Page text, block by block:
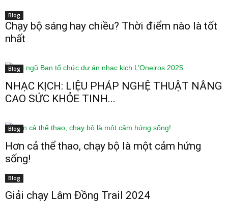
Blog
Chạy bộ sáng hay chiều? Thời điểm nào là tốt
nhất
Blog
NHẠC KỊCH: LIỆU PHÁP NGHỆ THUẬT NÂNG
CAO SỨC KHỎE TINH...
Blog
Hơn cả thể thao, chạy bộ là một cảm hứng
sống!
Blog
Giải chạy Lâm Đồng Trail 2024